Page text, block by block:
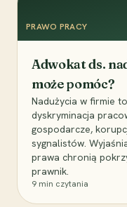
PRAWO PRACY
Adwokat ds.
może pomóc?
Nadużycia w firmie
dyskryminacja
gospodarcze,
sygnalistów.
prawa chronią
prawnik.
9 min czytania